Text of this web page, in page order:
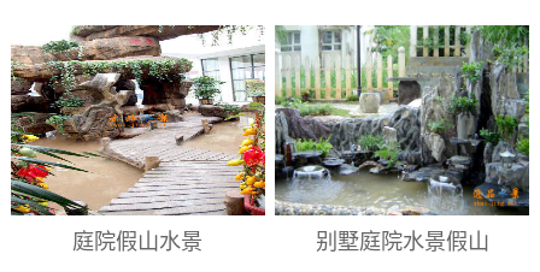
庭院假山水景 别墅庭院水景假山